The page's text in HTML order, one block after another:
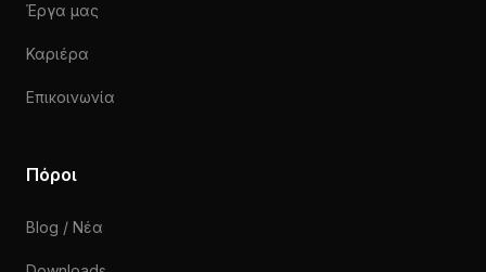
Έργα μας
Καριέρα
Επικοινωνία
Πόροι
Blog / Νέα